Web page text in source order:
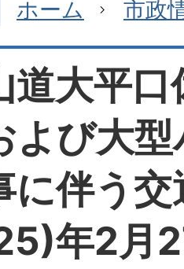
ホーム 市政
道大平口
よび大
に伴う
年2月